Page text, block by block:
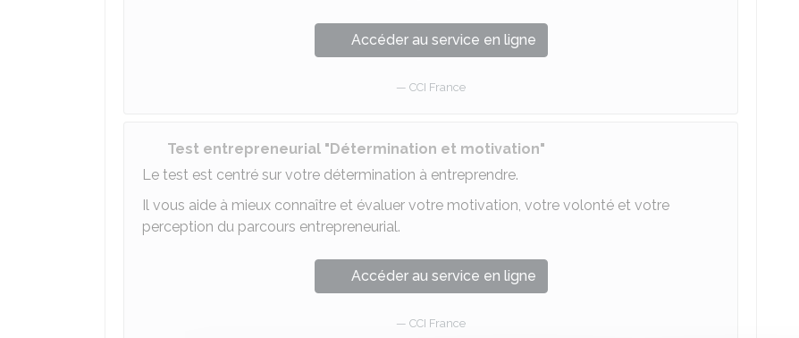
Accéder au service en ligne
CCI France
Test entrepreneurial "Détermination et motivation"
Le test est centré sur votre détermination à entreprendre.
Il vous aide à mieux connaître et évaluer votre motivation, votre volonté et votre
perception du parcours entrepreneurial.
Accéder au service en ligne
CCI France